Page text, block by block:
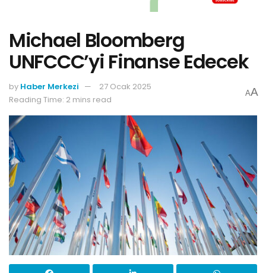
Michael Bloomberg
UNFCCC’yi Finanse Edecek
by Haber Merkezi
27 Ocak 2025
Reading Time: 2 mins read
AA